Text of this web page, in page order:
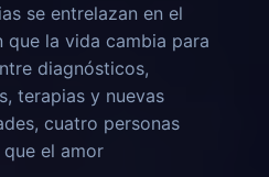
se entrelazan en el
que la vida cambia para
diagnósticos,
terapias y nuevas
cuatro personas
el amor